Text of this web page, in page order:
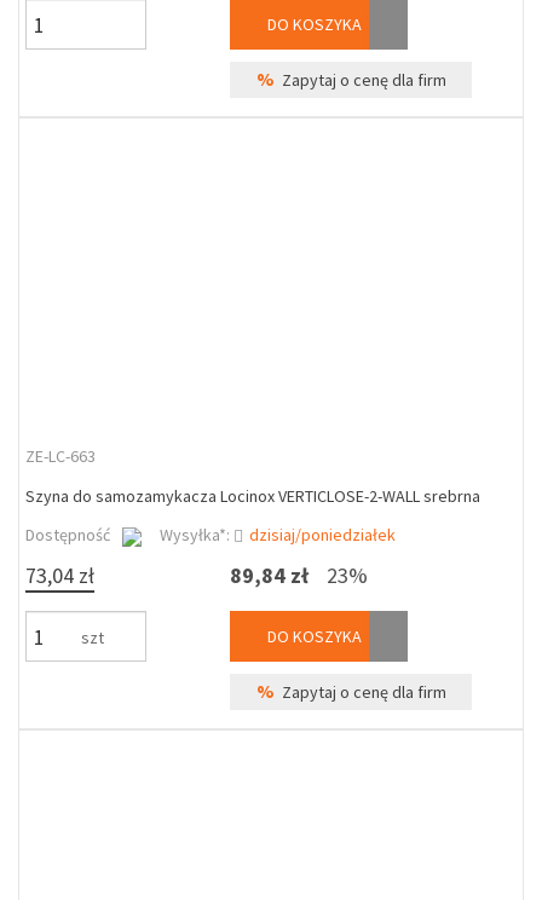
DO KOSZYKA
% Zapytaj o cenę dla firm
ZE-LC-663
Szyna do samozamykacza Locinox VERTICLOSE-2-WALL srebrna
Dostępność
Wysyłka*: dzisiaj/poniedziałek
73,04 zł
szt
89,84 zł 23%
DO KOSZYKA
% Zapytaj o cenę dla firm